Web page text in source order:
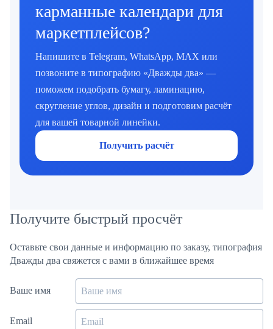
карманные календари для
маркетплейсов?
Напишите в Telegram, WhatsApp, MAX или
позвоните в типографию «Дважды два» —
поможем подобрать бумагу, ламинацию,
скругление углов, дизайн и подготовим расчёт
для вашей товарной линейки.
Получить расчёт
Получите быстрый просчёт
Оставьте свои данные и информацию по заказу, типография
Дважды два свяжется с вами в ближайшее время
Ваше имя
Email